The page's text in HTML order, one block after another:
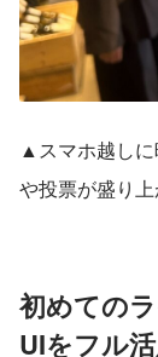
▲スマホ越しに
や投票が盛り上
初めての
UIをフル